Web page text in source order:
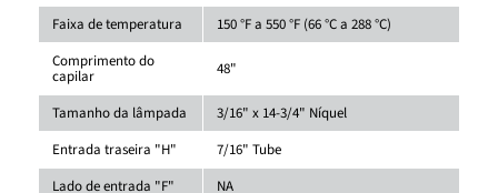
Faixa de temperatura
150 °F a 550 °F (66 °C a 288 °C)
Comprimento do
capilar 48"
Tamanho da lâmpada
3/16" x 14-3/4" Níquel
Entrada traseira "H"
7/16" Tube
Lado de entrada "F"
NA